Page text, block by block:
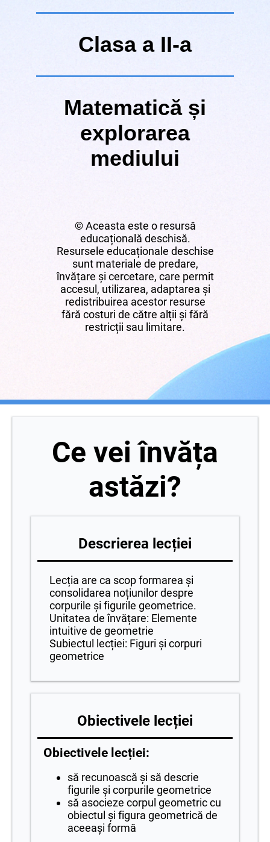
Clasa a II-a
Matematică și
explorarea
mediului
© Aceasta este o resursă
educațională deschisă.
Resursele educaționale deschise
sunt materiale de predare,
învățare și cercetare, care permit
accesul, utilizarea, adaptarea și
redistribuirea acestor resurse
fără costuri de către alții și fără
restricții sau limitare.
Ce vei învăța
astăzi?
Descrierea lecției
Lecția are ca scop formarea și
consolidarea noțiunilor despre
corpurile și figurile geometrice.
Unitatea de învățare: Elemente
intuitive de geometrie
Subiectul lecției: Figuri și corpuri
geometrice
Obiectivele lecției
Obiectivele lecției:
să recunoască și să descrie
figurile și corpurile geometrice
să asocieze corpul geometric cu
obiectul și figura geometrică de
aceeași formă